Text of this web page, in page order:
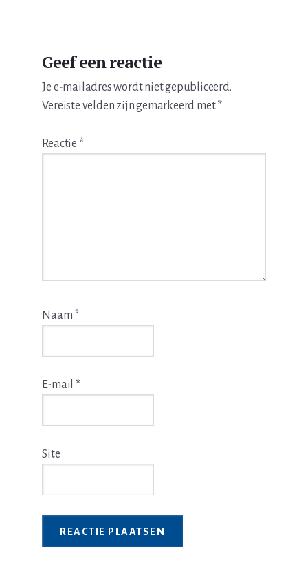
Interacties
Geef een reactie
Je e-mailadres wordt niet gepubliceerd.
Vereiste velden zijn gemarkeerd met*
Reactie *
Naam *
E-mail *
Site